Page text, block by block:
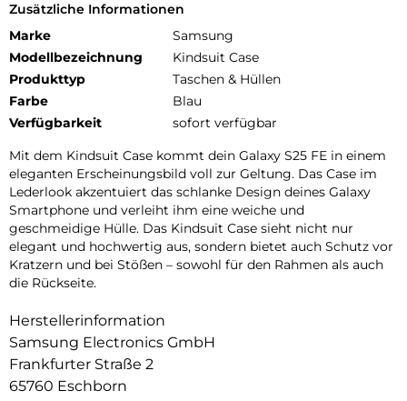
Zusätzliche Informationen
Marke
Samsung
Modellbezeichnung
Kindsuit Case
Produkttyp
Taschen & Hüllen
Farbe
Blau
Verfügbarkeit
sofort verfügbar
Mit dem Kindsuit Case kommt dein Galaxy S25 FE in einem
eleganten Erscheinungsbild voll zur Geltung. Das Case im
Lederlook akzentuiert das schlanke Design deines Galaxy
Smartphone und verleiht ihm eine weiche und
geschmeidige Hülle. Das Kindsuit Case sieht nicht nur
elegant und hochwertig aus, sondern bietet auch Schutz vor
Kratzern und bei Stößen – sowohl für den Rahmen als auch
die Rückseite.
Herstellerinformation
Samsung Electronics GmbH
Frankfurter Straße 2
65760 Eschborn